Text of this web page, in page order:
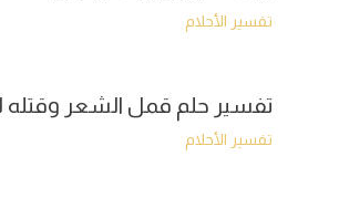
تفسير الأحلام
تفسير حلم قمل الشعر وقتله
تفسير الأحلام